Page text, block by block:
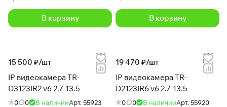
В корзину В корзину
15 500 ₽/шт
IP видеокамера TR-
D3123IR2 v6 2.7-13.5
0 0 В наличииАрт.55923
19 470 ₽/шт
IP видеокамера TR-
D2123IR6 v6 2.7-13.5
0 0 В наличииАрт.55920